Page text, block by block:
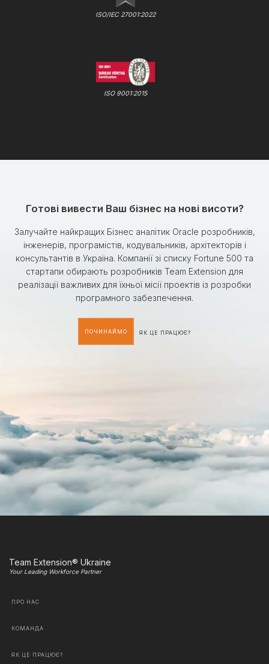
ISO/IEC 27001:2022
ISO 9001:2015
Готові вивести Ваш бізнес на нові висоти?
Залучайте найкращих Бізнес аналітик Oracle розробників,
інженерів, програмістів, кодувальників, архітекторів і
консультантів в Україна. Компанії зі списку Fortune 500 та
стартапи обирають розробників Team Extension для
реалізації важливих для їхньої місії проектів із розробки
програмного забезпечення.
ПОЧИНАЙМО ЯК ЦЕ ПРАЦЮЄ?
Team Extension® Ukraine
Your Leading Workforce Partner
ПРО НАС
КОМАНДА
ЯК ЦЕ ПРАЦЮЄ?